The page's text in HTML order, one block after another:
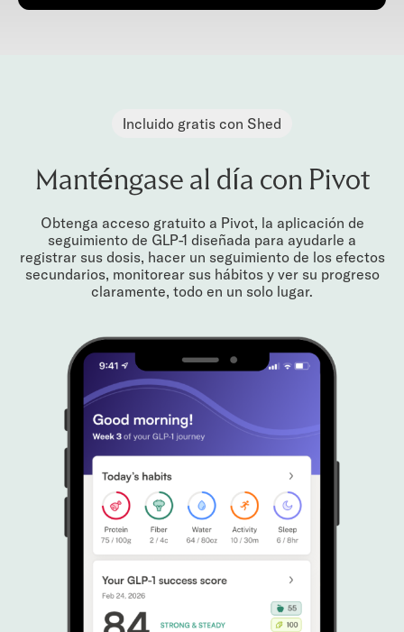
Incluido gratis con Shed
Manténgase al día con Pivot
Obtenga acceso gratuito a Pivot, la aplicación de
seguimiento de GLP-1 diseñada para ayudarle a
registrar sus dosis, hacer un seguimiento de los efectos
secundarios, monitorear sus hábitos y ver su progreso
claramente, todo en un solo lugar.